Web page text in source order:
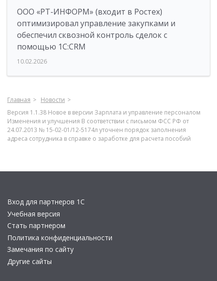
ООО «РТ-ИНФОРМ» (входит в Ростех)
оптимизировал управление закупками и
обеспечил сквозной контроль сделок с
помощью 1С:CRM
10.02.2026
Главная
Новости
Версия 1.1.38 Новое в версии Зарплата и управление персоналом
Изменения и улучшения В соответствии с письмом ФСС РФ от
24.07.2013 № 15-02-01/12-5174л уточнен порядок заполнения
адреса сотрудника в справке о заработке для расчета пособий
Вход для партнеров 1С
Учебная версия
Стать партнером
Политика конфиденциальности
Замечания по сайту
Другие сайты